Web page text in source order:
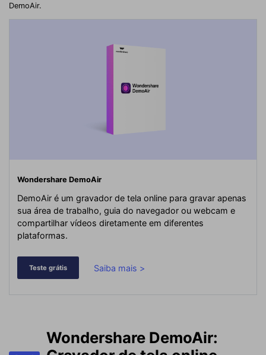
DemoAir.
Wondershare DemoAir
DemoAir é um gravador de tela online para gravar apenas
sua área de trabalho, guia do navegador ou webcam e
compartilhar vídeos diretamente em diferentes
plataformas.
Teste grátis Saiba mais >
Wondershare DemoAir: